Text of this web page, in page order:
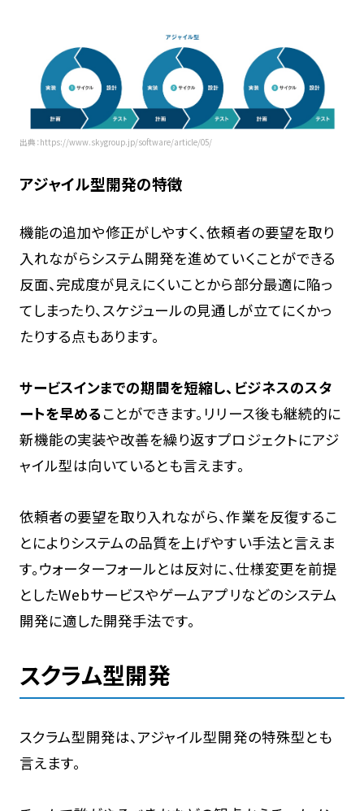
出典：https://www.skygroup.jp/software/article/05/
アジャイル型開発の特徴
機能の追加や修正がしやすく、依頼者の要望を取り
入れながらシステム開発を進めていくことができる
反面、完成度が見えにくいことから部分最適に陥っ
てしまったり、スケジュールの見通しが立てにくかっ
たりする点もあります。
サービスインまでの期間を短縮し、ビジネスのスタ
ートを早めることができます。リリース後も継続的に
新機能の実装や改善を繰り返すプロジェクトにアジ
ャイル型は向いているとも言えます。
依頼者の要望を取り入れながら、作業を反復するこ
とによりシステムの品質を上げやすい手法と言えま
す。ウォーターフォールとは反対に、仕様変更を前提
としたWebサービスやゲームアプリなどのシステム
開発に適した開発手法です。
スクラム型開発
スクラム型開発は、アジャイル型開発の特殊型とも
言えます。